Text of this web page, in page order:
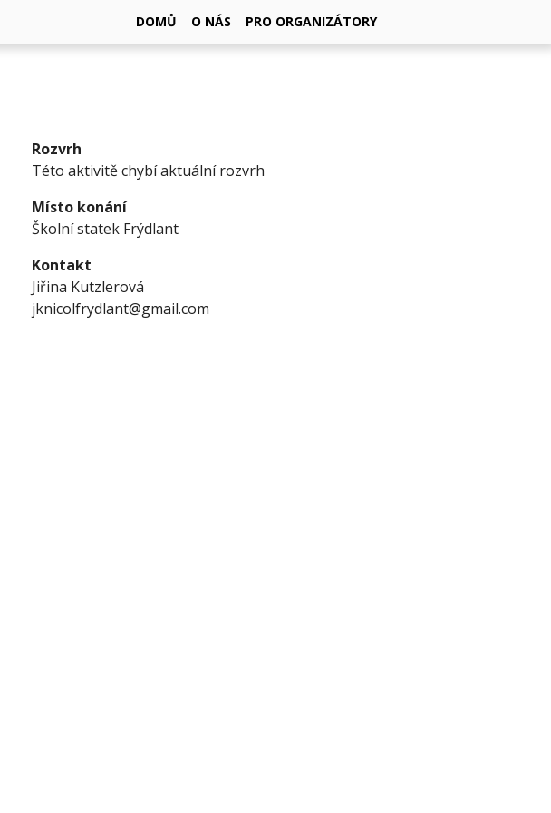
DOMŮ O NÁS PRO ORGANIZÁTORY
Rozvrh
Této aktivitě chybí aktuální rozvrh
Místo konání
Školní statek Frýdlant
Kontakt
Jiřina Kutzlerová
jknicolfrydlant@gmail.com